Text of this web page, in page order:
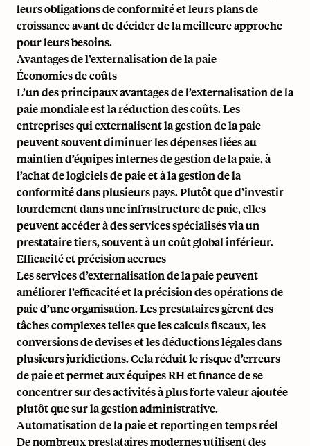
leurs obligations de conformité et leurs plans de
croissance avant de décider de la meilleure approche
pour leurs besoins.
Avantages de l’externalisation de la paie
Économies de coûts
L’un des principaux avantages de l’externalisation de la
paie mondiale est la réduction des coûts. Les
entreprises qui externalisent la gestion de la paie
peuvent souvent diminuer les dépenses liées au
maintien d’équipes internes de gestion de la paie, à
l’achat de logiciels de paie et à la gestion de la
conformité dans plusieurs pays. Plutôt que d’investir
lourdement dans une infrastructure de paie, elles
peuvent accéder à des services spécialisés via un
prestataire tiers, souvent à un coût global inférieur.
Efficacité et précision accrues
Les services d’externalisation de la paie peuvent
améliorer l’efficacité et la précision des opérations de
paie d’une organisation. Les prestataires gèrent des
tâches complexes telles que les calculs fiscaux, les
conversions de devises et les déductions légales dans
plusieurs juridictions. Cela réduit le risque d’erreurs
de paie et permet aux équipes RH et finance de se
concentrer sur des activités à plus forte valeur ajoutée
plutôt que sur la gestion administrative.
Automatisation de la paie et reporting en temps réel
De nombreux prestataires modernes utilisent des